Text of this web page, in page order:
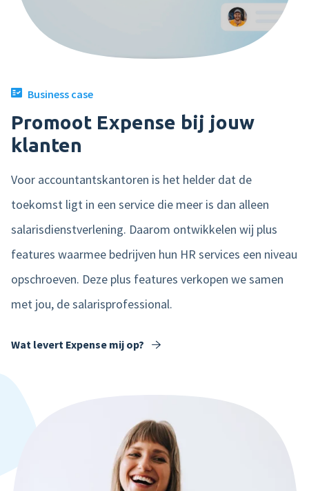
Product tour
Integraties
Nmbrs Marketplace
Business case
Promoot Expense bij jouw
klanten
Voor accountantskantoren is het helder dat de
toekomst ligt in een service die meer is dan alleen
salarisdienstverlening. Daarom ontwikkelen wij plus
features waarmee bedrijven hun HR services een niveau
opschroeven. Deze plus features verkopen we samen
met jou, de salarisprofessional.
Wat levert Expense mij op?